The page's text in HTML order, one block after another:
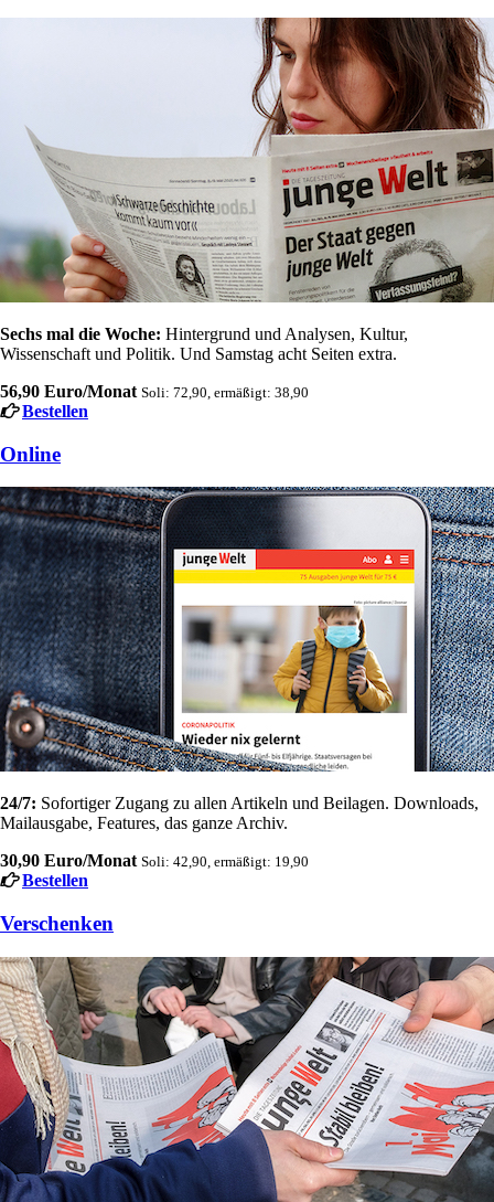
Sechs mal die Woche: Hintergrund und Analysen, Kultur,
Wissenschaft und Politik. Und Samstag acht Seiten extra.
56,90 Euro/Monat Soli: 72,90, ermäßigt: 38,90
Bestellen
Online
24/7: Sofortiger Zugang zu allen Artikeln und Beilagen. Downloads,
Mailausgabe, Features, das ganze Archiv.
30,90 Euro/Monat Soli: 42,90, ermäßigt: 19,90
Bestellen
Verschenken